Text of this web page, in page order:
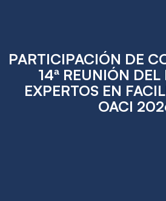
PARTICIPACIÓN DE
14ª REUNIÓN DEL
EXPERTOS EN
OACI